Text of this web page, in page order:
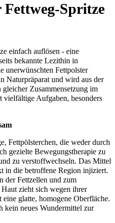
Spritze
einfach auflösen - eine
bekannte Lezithin in
unerwünschten Fettpolster
Naturpräparat und wird aus der
Zusammensetzung im
Aufgaben, besonders
Fettpölsterchen, die weder durch
gezielte Bewegungstherapie zu
zu verstoffwechseln. Das Mittel
in die betroffene Region injiziert.
der Fettzellen und zum
zieht sich wegen ihrer
glatte, homogene Oberfläche.
neues Wundermittel zur